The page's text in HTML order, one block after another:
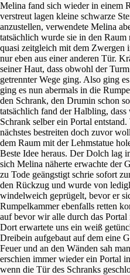
Melina fand sich wieder in einem
verstreut lagen kleine schwarze
anzustellen, verwendete Melina
tatsächlich wurde sie in den
quasi zeitgleich mit dem Zwergen
nur eben aus einer anderen Tür.
seiner Haut, dass obwohl der
getrennter Wege ging. Also ging
ging es nun abermals in die
den Schrank, den Drumin schon
tatsächlich fand der Halbling,
Schrank selber ein Portal
nächstes bestreiten doch zuvor
dem Raum mit der Lehmstatue
Beste Idee heraus. Der Dolch lag
sich Melina näherte erwachte der
zu Tode geängstigt schrie sofort
den Rückzug und wurde von
windelweich geprügelt, bevor er
Rumpelkammer ebenfalls retten
auf bevor wir alle durch das
Dort erwartete uns ein weiß
Dreibein aufgebaut auf dem eine
Feuer und an den Wänden sah
erschien immer wieder ein Portal
wenn die Tür des Schranks